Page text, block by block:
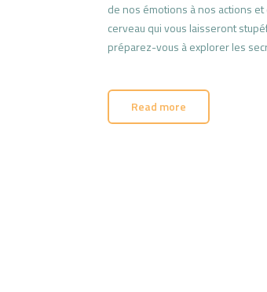
de nos émotions à nos actions
cerveau qui vous laisseront
préparez-vous à explorer les
Read more